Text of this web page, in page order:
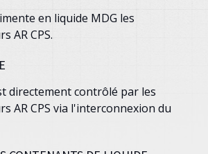
en liquide MDG les
AR CPS.
directement contrôlé par les
AR CPS via l'interconnexion du